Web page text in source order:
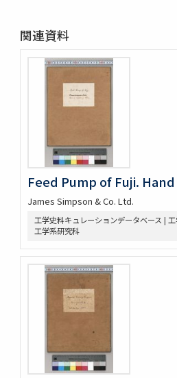
関連資料
Feed Pump of Fuji.
James Simpson & Co. Ltd.
工学史料キュレーションデータベース |
工学系研究科